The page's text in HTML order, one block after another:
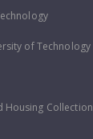
of Technology
Housing Collection